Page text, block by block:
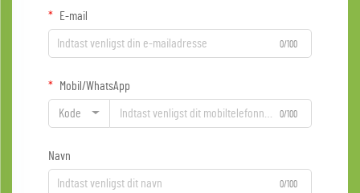
E-mail
0/100
Mobil/WhatsApp
Kode 0/100
Navn
0/100